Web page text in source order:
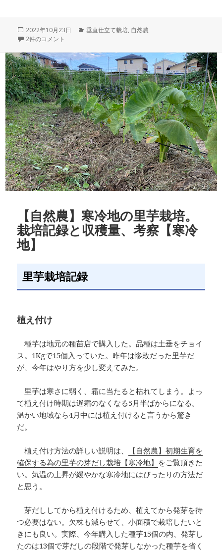
投
稿
2022年10月23日
カ
リ
ー
垂直仕立て栽培, 自然農
【DOHO STYLE】垂直仕立て栽培の結果・感想【無肥料栽培】 への
2件のコメント
【自然農】寒冷地の里芋栽培。
栽培記録と収穫量、考察【寒冷
地】
里芋栽培記録
植え付け
種芋は地元の種苗店で購入した。品種は土垂をチョイ
ス。1Kgで15個入っていた。昨年は惨敗だった里芋だ
が、今年はやり方を少し変えてみた。
里芋は寒さに弱く、霜に当たると枯れてしまう。よっ
て植え付け時期は遅霜のなくなる5月半ばからになる。
温かい地域なら4月中には植え付けると言うから驚き
だ。
植え付け方法の詳しい説明は、
【自然農】初期生育を
確保する為の里芋の芽だし栽培【寒冷地】 をご覧頂きた
い。気温の上昇が緩やかな寒冷地にはぴったりの方法だ
と思う。
芽だししてから植え付けるため、植えてから発芽を待
つ必要はない。欠株も減らせて、小面積で栽培したいと
きにも良い。実際、今年購入した種芋15個の内、発芽し
たのは13個で芽だしの段階で発芽しなかった種芋を省く